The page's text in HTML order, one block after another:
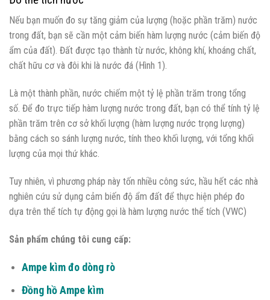
Nếu bạn muốn đo sự tăng giảm của lượng (hoặc phần trăm) nước
trong đất, bạn sẽ cần một cảm biến hàm lượng nước (cảm biến độ
ẩm của đất). Đất được tạo thành từ nước, không khí, khoáng chất,
chất hữu cơ và đôi khi là nước đá (Hình 1).
Là một thành phần, nước chiếm một tỷ lệ phần trăm trong tổng
số. Để đo trực tiếp hàm lượng nước trong đất, bạn có thể tính tỷ lệ
phần trăm trên cơ sở khối lượng (hàm lượng nước trọng lượng)
bằng cách so sánh lượng nước, tính theo khối lượng, với tổng khối
lượng của mọi thứ khác.
Tuy nhiên, vì phương pháp này tốn nhiều công sức, hầu hết các nhà
nghiên cứu sử dụng cảm biến độ ẩm đất để thực hiện phép đo
dựa trên thể tích tự động gọi là hàm lượng nước thể tích (VWC)
Sản phẩm chúng tôi cung cấp:
Ampe kìm đo dòng rò
Đồng hồ Ampe kìm